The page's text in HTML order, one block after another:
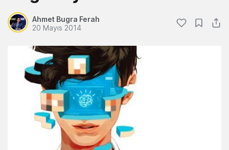
Ahmet Bugra Ferah
20 Mayıs 2014